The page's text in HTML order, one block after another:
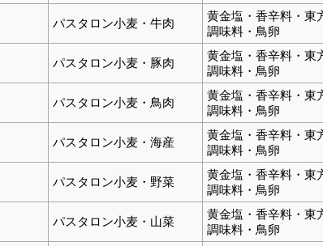
パスタロン小麦・牛肉
黄金塩・香辛料・東
調味料・鳥卵
パスタロン小麦・豚肉
黄金塩・香辛料・東
調味料・鳥卵
パスタロン小麦・鳥肉
黄金塩・香辛料・東
調味料・鳥卵
パスタロン小麦・海産
黄金塩・香辛料・東
調味料・鳥卵
パスタロン小麦・野菜
黄金塩・香辛料・東
調味料・鳥卵
パスタロン小麦・山菜
黄金塩・香辛料・東
調味料・鳥卵